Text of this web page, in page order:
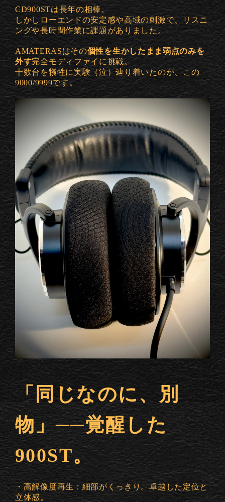
CD900STは長年の相棒。
しかしローエンドの安定感や高域の刺激で、リスニ
ングや長時間作業に課題がありました。
AMATERASはその個性を生かしたまま弱点のみを
外す完全モディファイに挑戦。
十数台を犠牲に実験（泣）辿り着いたのが、この
9000/9999です。
「同じなのに、別
物」──覚醒した
900ST。
・高解像度再生：細部がくっきり。卓越した定位と
立体感。